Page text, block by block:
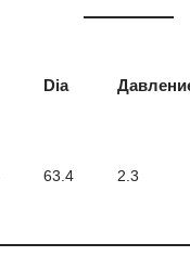
Dia
63.4 2.3